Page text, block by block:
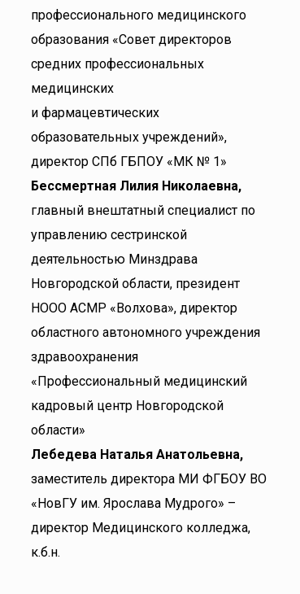
профессионального медицинского
образования «Совет директоров
средних профессиональных
медицинских
и фармацевтических
образовательных учреждений»,
директор СПб ГБПОУ «МК № 1»
Бессмертная Лилия Николаевна,
главный внештатный специалист по
управлению сестринской
деятельностью Минздрава
Новгородской области, президент
НООО АСМР «Волхова», директор
областного автономного учреждения
здравоохранения
«Профессиональный медицинский
кадровый центр Новгородской
области»
Лебедева Наталья Анатольевна,
заместитель директора МИ ФГБОУ ВО
«НовГУ им. Ярослава Мудрого» –
директор Медицинского колледжа,
к.б.н.